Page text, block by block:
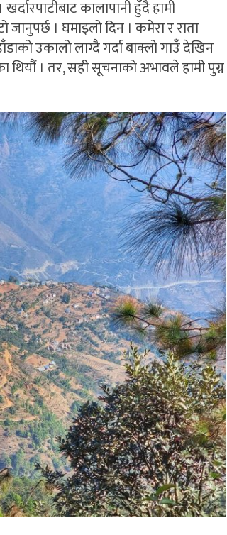
कालापानी हुँदै हामी
। घमाइलो दिन । कमेरा र राता
उकालो लाग्दै गर्दा बाक्लो गाउँ देखिन
। तर, सही सूचनाको अभावले हामी पुग्न